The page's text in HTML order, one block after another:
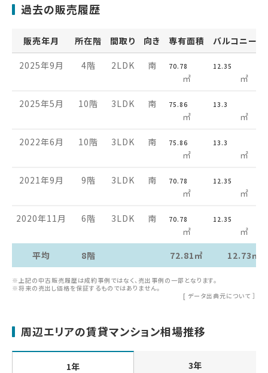
過去の販売履歴
販売年月 所在階 間取り 向き 専有面積 バルコニー
2025年9月 4階 2LDK 南 70.78
㎡
12.35
㎡
2025年5月 10階 3LDK 南 75.86
㎡
13.3
㎡
2022年6月 10階 3LDK 南 75.86
㎡
13.3
㎡
2021年9月 9階 3LDK 南 70.78
㎡
12.35
㎡
2020年11月 6階 3LDK 南 70.78
㎡
12.35
㎡
平均
8階 72.81㎡ 12.73㎡
※上記の中古販売履歴は成約事例ではなく、売出事例の一部となります。
※将来の売出し価格を保証するものではありません。
[ データ出典元について ］
周辺エリアの賃貸マンション相場推移
1年 3年